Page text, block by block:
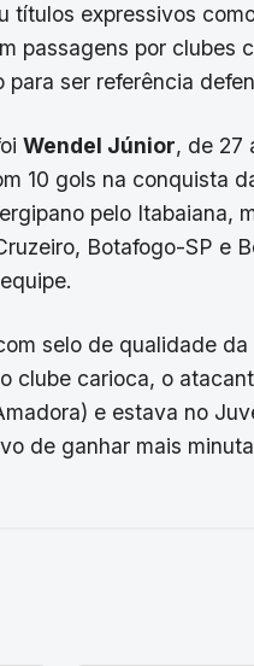
títulos expressivos
passagens por clubes
ser referência
Wendel Júnior, de 27
10 gols na conquista
pelo Itabaiana,
Botafogo-SP e
selo de qualidade
clube carioca, o
e estava no
de ganhar mais